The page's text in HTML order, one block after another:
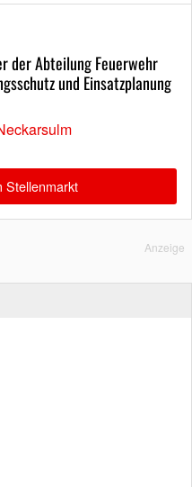
der Abteilung Feuerwehr
und Einsatzplanung
Stellenmarkt
Anzeige